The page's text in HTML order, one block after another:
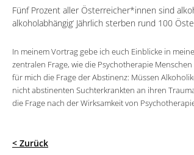
Fünf Prozent aller Österreicher*innen sind
alkoholabhängig‘ Jährlich sterben rund 100
In meinem Vortrag gebe ich euch Einblicke in
zentralen Frage, wie die Psychotherapie
für mich die Frage der Abstinenz: Müssen
nicht abstinenten Suchterkrankten an ihren
die Frage nach der Wirksamkeit von
< Zurück